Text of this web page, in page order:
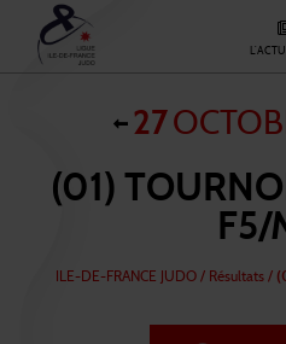
27
(01)
F5/
ILE-DE-FRANCE JUDO / Résultats /